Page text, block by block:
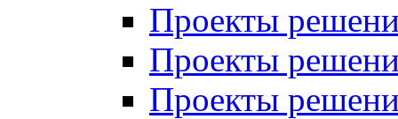
Проекты
Проекты
Проекты